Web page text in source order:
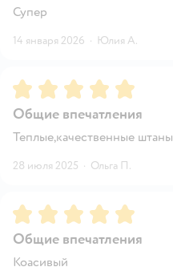
Супер
14 января 2026 · Юлия А.
Рейтинг:5
Общие впечатления
Теплые,качественные штаны
28 июля 2025 · Ольга П.
Рейтинг:5
Общие впечатления
Коасивый